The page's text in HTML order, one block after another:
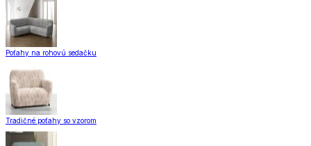
Poťahy na rohovú sedačku
Tradičné poťahy so vzorom